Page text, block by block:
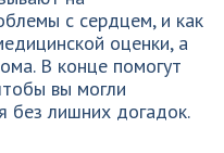
с сердцем, и как
оценки, а
В конце помогут
вы могли
без лишних догадок.